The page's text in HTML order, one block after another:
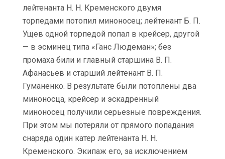
лейтенанта Н. Н. Кременского двумя
торпедами потопил миноносец; лейтенант Б. П.
Ущев одной торпедой попал в крейсер, другой
— в эсминец типа «Ганс Людеман»; без
промаха били и главный старшина В. П.
Афанасьев и старший лейтенант В. П.
Гуманенко. В результате были потоплены два
миноносца, крейсер и эскадренный
миноносец получили серьезные повреждения.
При этом мы потеряли от прямого попадания
снаряда один катер лейтенанта Н. Н.
Кременского. Экипаж его, за исключением